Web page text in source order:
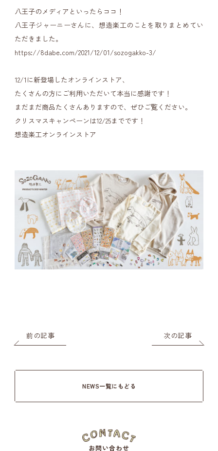
八王子のメディアといったらココ！
八王子ジャーニーさんに、想造楽工のことを取りまとめてい
ただきました。
https://8dabe.com/2021/12/01/sozogakko-3/
12/1に新登場したオンラインストア、
たくさんの方にご利用いただいて本当に感謝です！
まだまだ商品たくさんありますので、ぜひご覧ください。
クリスマスキャンペーンは12/25までです！
想造楽工オンラインストア
前の記事 次の記事
NEWS一覧にもどる
お問い合わせ